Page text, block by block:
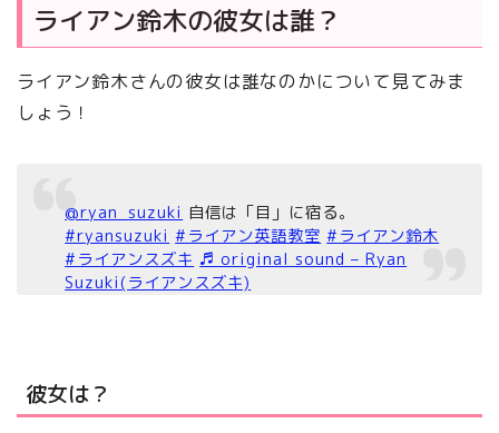
ライアン鈴木の彼女は誰？
ライアン鈴木さんの彼女は誰なのかについて見てみま
しょう！
@ryan_suzuki 自信は「目」に宿る。
#ryansuzuki #ライアン英語教室 #ライアン鈴木
#ライアンスズキ ♬ original sound – Ryan
Suzuki(ライアンスズキ)
彼女は？